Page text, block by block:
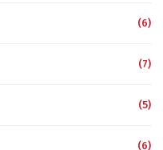
(6)
(7)
(5)
(6)